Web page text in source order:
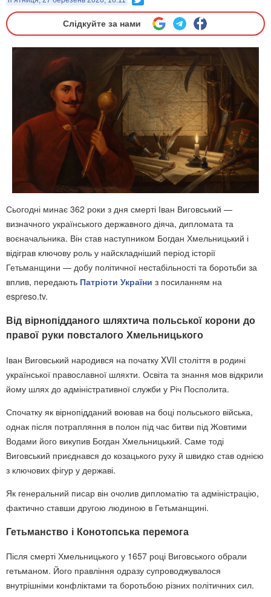
Слідкуйте за нами
Сьогодні минає 362 роки з дня смерті Іван Виговський —
визначного українського державного діяча, дипломата та
воєначальника. Він став наступником Богдан Хмельницький і
відіграв ключову роль у найскладніший період історії
Гетьманщини — добу політичної нестабільності та боротьби за
вплив, передають Патріоти України з посиланням на
espreso.tv.
Від вірнопідданого шляхтича польської корони до
правої руки повсталого Хмельницького
Іван Виговський народився на початку XVII століття в родині
української православної шляхти. Освіта та знання мов відкрили
йому шлях до адміністративної служби у Річ Посполита.
Спочатку як вірнопідданий воював на боці польського війська,
однак після потрапляння в полон під час битви під Жовтими
Водами його викупив Богдан Хмельницький. Саме тоді
Виговський приєднався до козацького руху й швидко став однією
з ключових фігур у державі.
Як генеральний писар він очолив дипломатію та адміністрацію,
фактично ставши другою людиною в Гетьманщині.
Гетьманство і Конотопська перемога
Після смерті Хмельницького у 1657 році Виговського обрали
гетьманом. Його правління одразу супроводжувалося
внутрішніми конфліктами та боротьбою різних політичних сил.